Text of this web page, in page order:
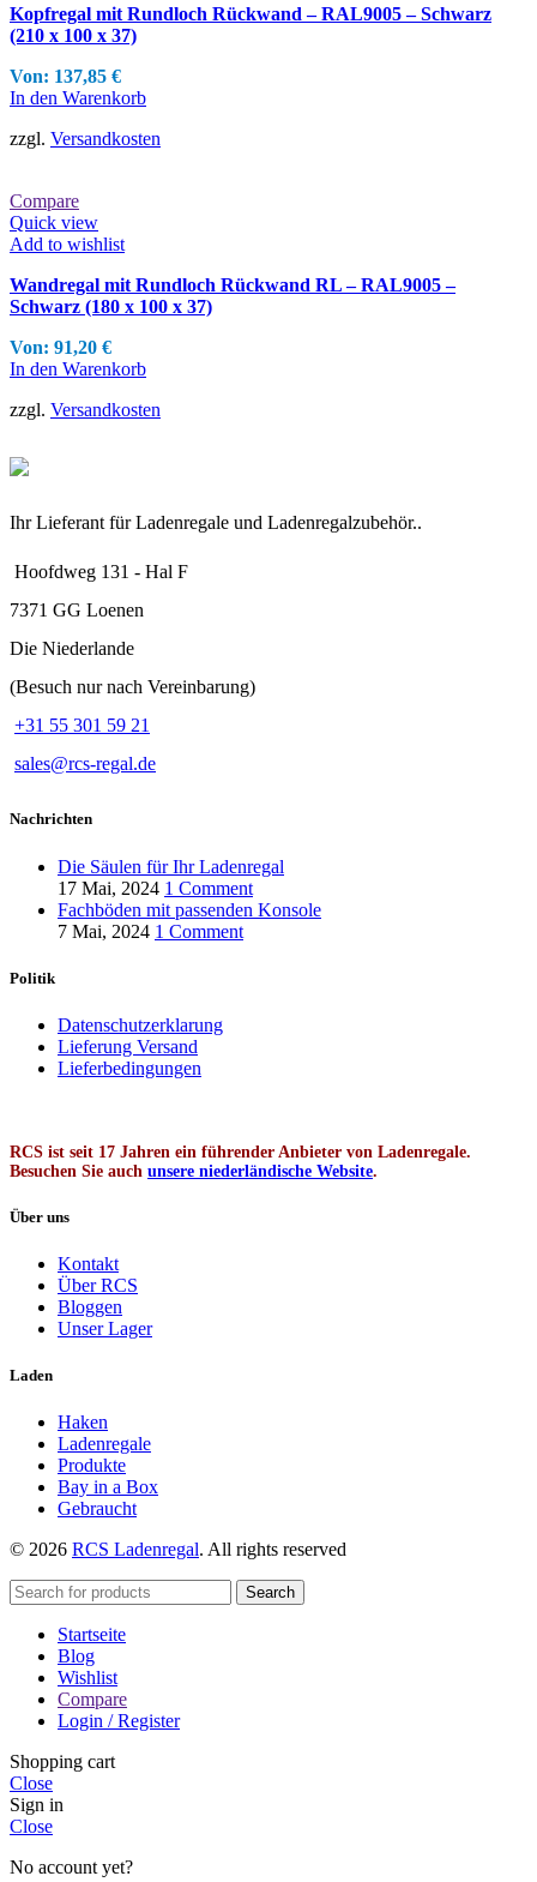
auf
Kopfregal mit Rundloch Rückwand – RAL9005 – Schwarz
(210 x 100 x 37)
Von: 137,85 €
In den Warenkorb
zzgl. Versandkosten
Compare
Quick view
Add to wishlist
Wandregal mit Rundloch Rückwand RL – RAL9005 –
Schwarz (180 x 100 x 37)
Von: 91,20 €
In den Warenkorb
zzgl. Versandkosten
Ihr Lieferant für Ladenregale und Ladenregalzubehör..
Hoofdweg 131 - Hal F
7371 GG Loenen
Die Niederlande
(Besuch nur nach Vereinbarung)
+31 55 301 59 21
sales@rcs-regal.de
Nachrichten
Die Säulen für Ihr Ladenregal
17 Mai, 2024 1 Comment
Fachböden mit passenden Konsole
7 Mai, 2024 1 Comment
Politik
Datenschutzerklarung
Lieferung Versand
Lieferbedingungen
RCS ist seit 17 Jahren ein führender Anbieter von Ladenregale.
Besuchen Sie auch unsere niederländische Website.
Über uns
Kontakt
Über RCS
Bloggen
Unser Lager
Laden
Haken
Ladenregale
Produkte
Bay in a Box
Gebraucht
© 2026 RCS Ladenregal. All rights reserved
Search
Startseite
Blog
Wishlist
Compare
Login / Register
Shopping cart
Close
Sign in
Close
No account yet?